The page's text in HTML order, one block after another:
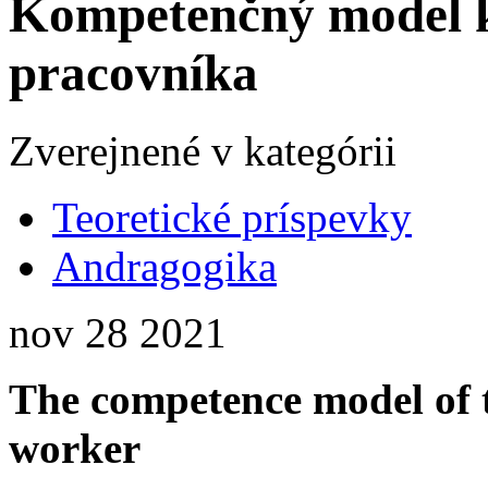
Kompetenčný model
pracovníka
Zverejnené v kategórii
Teoretické príspevky
Andragogika
nov 28 2021
The competence model
worker